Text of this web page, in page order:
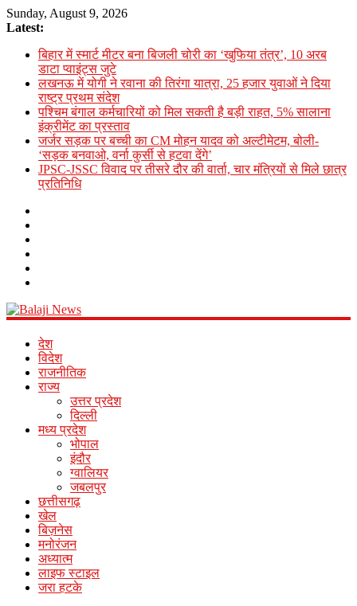
Sunday, August 9, 2026
Latest:
बिहार में स्मार्ट मीटर बना बिजली चोरी का ‘खुफिया तंत्र’, 10 अरब
डाटा प्वाइंट्स जुटे
लखनऊ में योगी ने रवाना की तिरंगा यात्रा, 25 हजार युवाओं ने दिया
राष्ट्र प्रथम संदेश
पश्चिम बंगाल कर्मचारियों को मिल सकती है बड़ी राहत, 5% सालाना
इंक्रीमेंट का प्रस्ताव
जर्जर सड़क पर बच्ची का CM मोहन यादव को अल्टीमेटम, बोली-
‘सड़क बनवाओ, वर्ना कुर्सी से हटवा देंगे’
JPSC-JSSC विवाद पर तीसरे दौर की वार्ता, चार मंत्रियों से मिले छात्र
प्रतिनिधि
Balaji
News
Online
Portal
देश
विदेश
राजनीतिक
राज्य
उत्तर प्रदेश
दिल्ली
मध्य प्रदेश
भोपाल
इंदौर
ग्वालियर
जबलपुर
छत्तीसगढ़
खेल
बिज़नेस
मनोरंजन
अध्यात्म
लाइफ स्टाइल
जरा हटके